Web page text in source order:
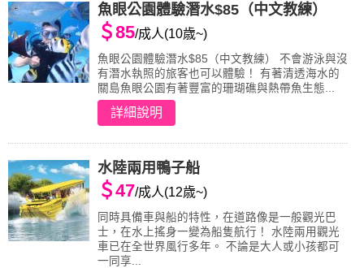
魚眼公園體驗潛水$85（中文教練）
＄85/成人(10歳~)
魚眼公園體驗潛水$85（中文教練） 不會游泳與沒
有潛水執照的旅客也可以體驗！ 有著清透海水的
關島魚眼公園有著豐富的珊瑚礁與熱帶魚生態...
詳細說明
水陸兩用鴨子船
＄47/成人(12歳~)
同時具備車與船的特性，在道路像是一般觀光巴
士，在水上搖身一變為船隻航行！ 水陸兩用觀光
車已在全世界風行多年。 不論是大人或小孩都可
一同享...